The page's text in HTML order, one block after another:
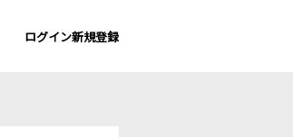
ログイン新規登録